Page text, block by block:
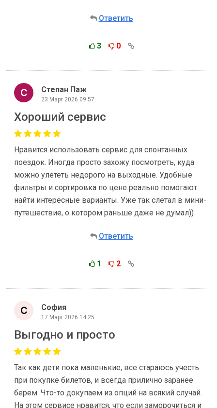
Ответить
3 0
Степан Паж
23 Март 2026 09:57
Хороший сервис
Нравится использовать сервис для спонтанных
поездок. Иногда просто захожу посмотреть, куда
можно улететь недорого на выходные. Удобные
фильтры и сортировка по цене реально помогают
найти интересные варианты. Уже так слетал в мини-
путешествие, о котором раньше даже не думал))
Ответить
1 2
София
17 Март 2026 14:25
Выгодно и просто
Так как дети пока маленькие, все стараюсь учесть
при покупке билетов, и всегда прилично заранее
берем. Что-то докупаем из опций на всякий случай.
На этом сервисе нравится, что если заморочиться и